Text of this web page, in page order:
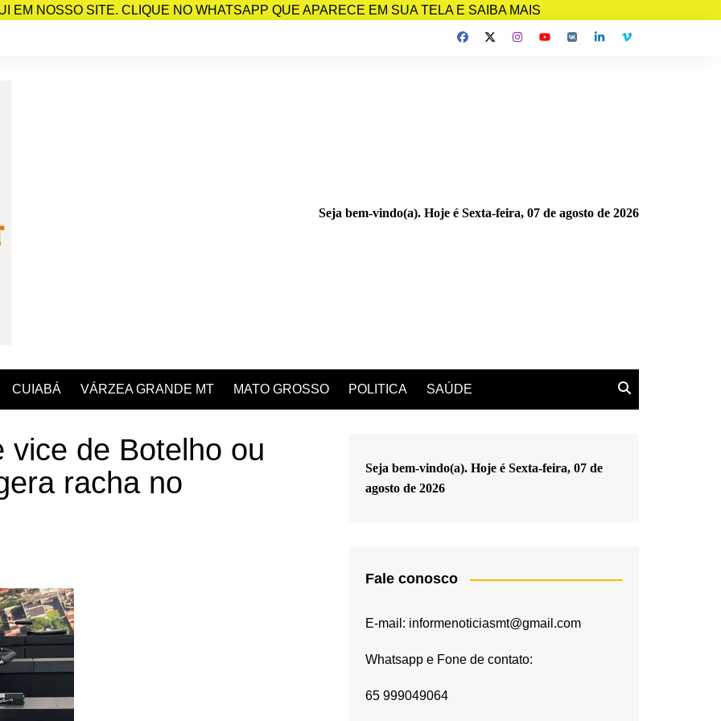
EM NOSSO SITE. CLIQUE NO WHATSAPP QUE APARECE EM SUA TELA E SAIBA MAIS
Seja bem-vindo(a). Hoje é Sexta-feira, 07 de agosto de 2026
CUIABÁ VÁRZEA GRANDE MT MATO GROSSO POLITICA SAÚDE
vice de Botelho ou
racha no
Seja bem-vindo(a). Hoje é Sexta-feira, 07 de
agosto de 2026
Fale conosco
E-mail: informenoticiasmt@gmail.com
Whatsapp e Fone de contato:
65 999049064